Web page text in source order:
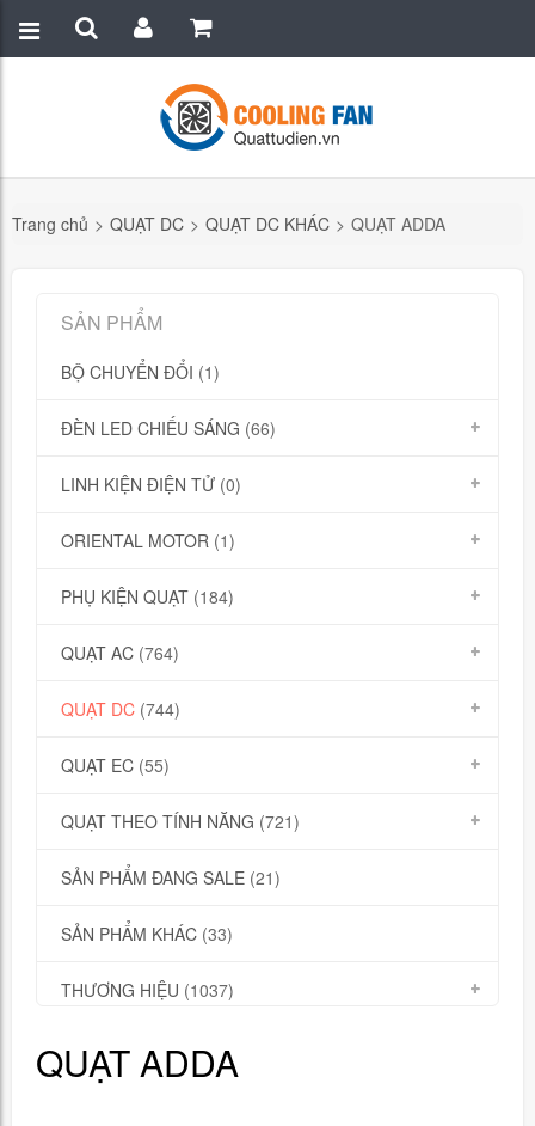
Trang chủ > QUẠT DC > QUẠT DC KHÁC > QUẠT ADDA
SẢN PHẨM
BỘ CHUYỂN ĐỔI (1)
ĐÈN LED CHIẾU SÁNG (66)
LINH KIỆN ĐIỆN TỬ (0)
ORIENTAL MOTOR (1)
PHỤ KIỆN QUẠT (184)
QUẠT AC (764)
QUẠT DC (744)
QUẠT EC (55)
QUẠT THEO TÍNH NĂNG (721)
SẢN PHẨM ĐANG SALE (21)
SẢN PHẨM KHÁC (33)
THƯƠNG HIỆU (1037)
QUẠT ADDA